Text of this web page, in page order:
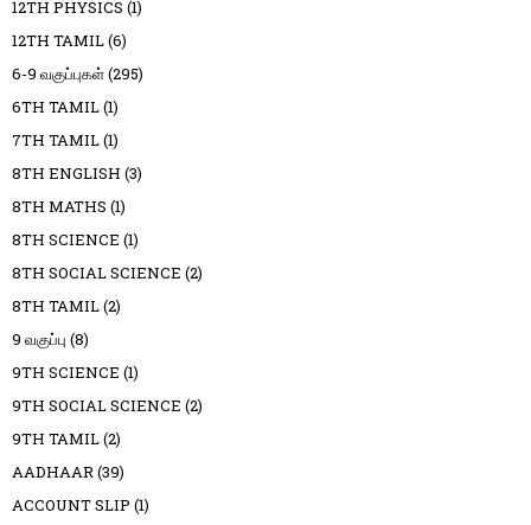
12TH PHYSICS (1)
12TH TAMIL(6)
6-9 வகுப்புகள்(295)
6TH TAMIL(1)
7TH TAMIL(1)
8TH ENGLISH (3)
8TH MATHS (1)
8TH SCIENCE (1)
8TH SOCIAL SCIENCE (2)
8TH TAMIL(2)
9 வகுப்பு (8)
9TH SCIENCE (1)
9TH SOCIAL SCIENCE (2)
9TH TAMIL(2)
AADHAAR(39)
ACCOUNT SLIP (1)